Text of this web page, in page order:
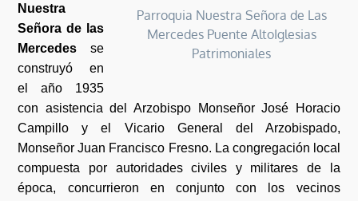
Parroquia Nuestra Señora de Las
Mercedes Puente AltoIglesias
Patrimoniales
Nuestra
Señora de las
Mercedes se
construyó en
el año 1935
con asistencia del Arzobispo Monseñor José Horacio
Campillo y el Vicario General del Arzobispado,
Monseñor Juan Francisco Fresno. La congregación local
compuesta por autoridades civiles y militares de la
época, concurrieron en conjunto con los vecinos